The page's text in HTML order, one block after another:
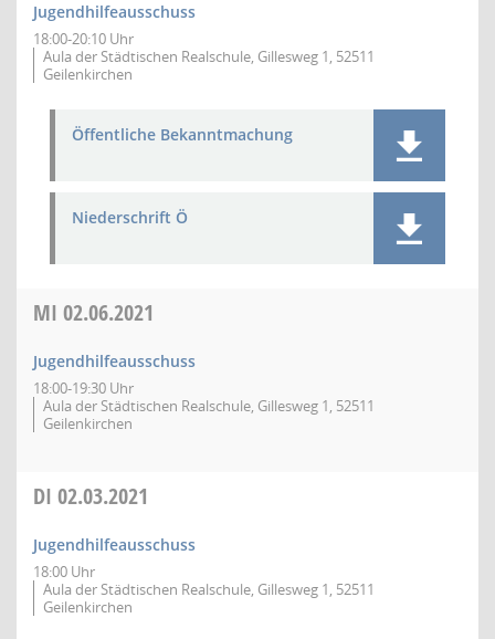
Jugendhilfeausschuss
18:00-20:10 Uhr
Aula der Städtischen Realschule, Gillesweg 1, 52511
Geilenkirchen
Öffentliche Bekanntmachung
Niederschrift Ö
MI 02.06.2021
Jugendhilfeausschuss
18:00-19:30 Uhr
Aula der Städtischen Realschule, Gillesweg 1, 52511
Geilenkirchen
DI 02.03.2021
Jugendhilfeausschuss
18:00 Uhr
Aula der Städtischen Realschule, Gillesweg 1, 52511
Geilenkirchen